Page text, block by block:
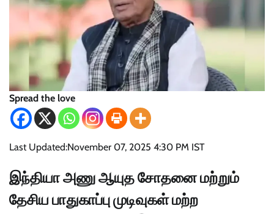
Spread the love
Last Updated:November 07, 2025 4:30 PM IST
இந்தியா அணு ஆயுத சோதனை மற்றும்
தேசிய பாதுகாப்பு முடிவுகள் மற்ற